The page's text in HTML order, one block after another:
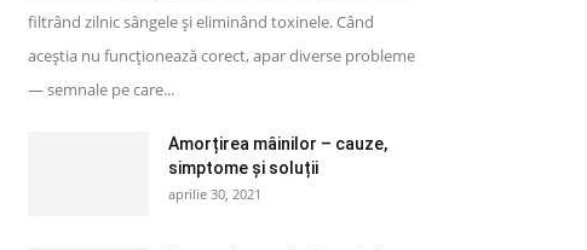
filtrând zilnic sângele și eliminând toxinele. Când
aceștia nu funcționează corect, apar diverse probleme
— semnale pe care...
Amorțirea mâinilor – cauze,
simptome și soluții
aprilie 30, 2021